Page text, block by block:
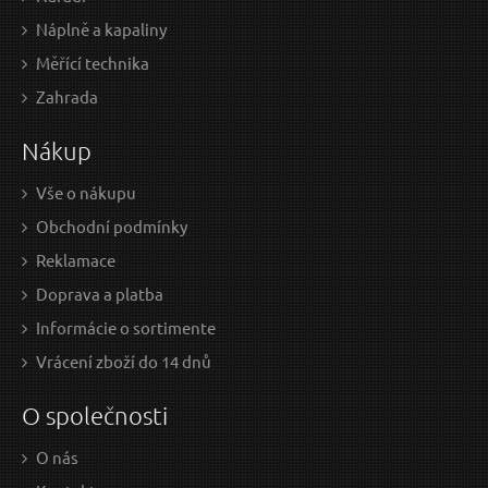
0.71 EUR bez DPH
Skladem
Náplně a kapaliny
Měřící technika
Zahrada
Nákup
Vše o nákupu
Obchodní podmínky
Reklamace
Doprava a platba
Informácie o sortimente
Vrácení zboží do 14 dnů
O společnosti
O nás